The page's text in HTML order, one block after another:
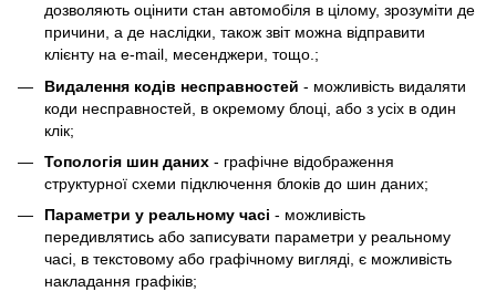
дозволяють оцінити стан автомобіля в цілому, зрозуміти де
причини, а де наслідки, також звіт можна відправити
клієнту на e-mail, месенджери, тощо.;
Видалення кодів несправностей - можливість видаляти
коди несправностей, в окремому блоці, або з усіх в один
клік;
Топологія шин даних - графічне відображення
структурної схеми підключення блоків до шин даних;
Параметри у реальному часі - можливість
передивлятись або записувати параметри у реальному
часі, в текстовому або графічному вигляді, є можливість
накладання графіків;